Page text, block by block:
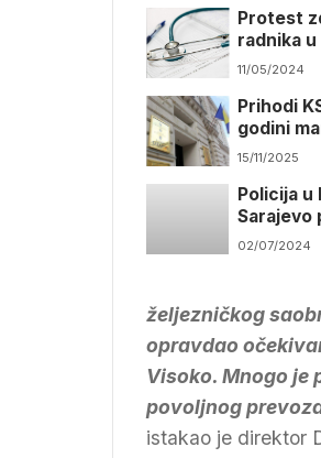
bez
čekanja
Protest
radnika u
11/05/2024
Prihodi
godini
miliona KM
15/11/2025
Policija u
Sarajevo
koristi
02/07/2024
željezničkog
opravdao
Visoko. Mnogo je
povoljnog
istakao je direktor